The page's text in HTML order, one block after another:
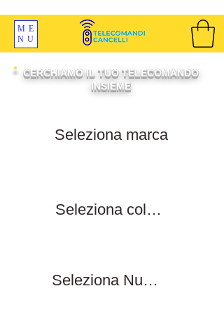
ME
NU
CERCHIAMO IL TUO TELECOMANDO
INSIEME